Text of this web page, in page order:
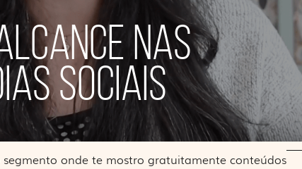
NAS
SOCIAIS
segmento onde te mostro gratuitamente conteúdos